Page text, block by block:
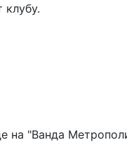
на "Ванда